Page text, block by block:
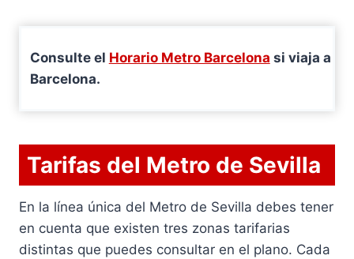
Consulte el Horario Metro Barcelona si viaja a
Barcelona.
Tarifas del Metro de Sevilla
En la línea única del Metro de Sevilla debes tener
en cuenta que existen tres zonas tarifarias
distintas que puedes consultar en el plano. Cada